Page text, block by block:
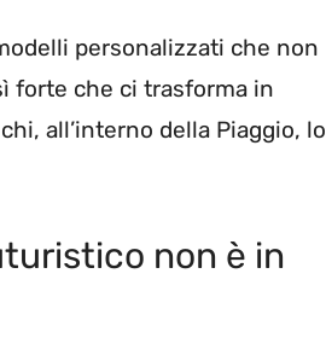
personalizzati che non
forte che ci trasforma in
all’interno della Piaggio, lo
non è in